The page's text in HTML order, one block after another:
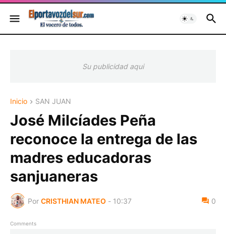
Su publicidad aqui
Inicio SAN JUAN
José Milcíades Peña
reconoce la entrega de las
madres educadoras
sanjuaneras
Por CRISTHIAN MATEO - 10:37 0
Comments